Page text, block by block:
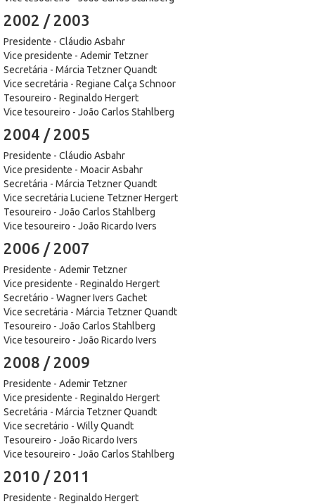
2002 / 2003
Presidente - Cláudio Asbahr
Vice presidente - Ademir Tetzner
Secretária - Márcia Tetzner Quandt
Vice secretária - Regiane Calça Schnoor
Tesoureiro - Reginaldo Hergert
Vice tesoureiro - João Carlos Stahlberg
2004 / 2005
Presidente - Cláudio Asbahr
Vice presidente - Moacir Asbahr
Secretária - Márcia Tetzner Quandt
Vice secretária Luciene Tetzner Hergert
Tesoureiro - João Carlos Stahlberg
Vice tesoureiro - João Ricardo Ivers
2006 / 2007
Presidente - Ademir Tetzner
Vice presidente - Reginaldo Hergert
Secretário - Wagner Ivers Gachet
Vice secretária - Márcia Tetzner Quandt
Tesoureiro - João Carlos Stahlberg
Vice tesoureiro - João Ricardo Ivers
2008 / 2009
Presidente - Ademir Tetzner
Vice presidente - Reginaldo Hergert
Secretária - Márcia Tetzner Quandt
Vice secretário - Willy Quandt
Tesoureiro - João Ricardo Ivers
Vice tesoureiro - João Carlos Stahlberg
2010 / 2011
Presidente - Reginaldo Hergert